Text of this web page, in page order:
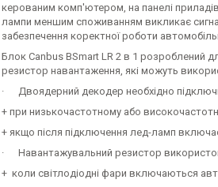
керованим комп'ютером, на панелі
лампи меншим споживанням викликає
забезпечення коректної роботи
Блок Canbus BSmart LR 2 в 1 розроблений
резистор навантаження, які можуть
· Двоядерний декодер необхідно
+ при низькочастотному або
+ якщо після підключення лед-ламп
· Навантажувальний резистор
+ коли світлодіодні фари включаються